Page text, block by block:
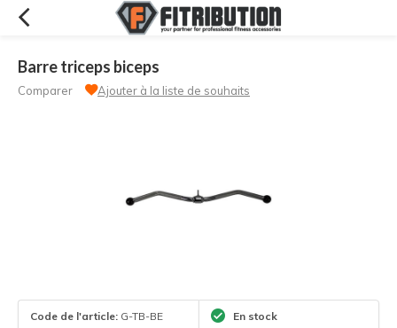
Barre triceps biceps
Comparer Ajouter à la liste de souhaits
Code de l'article: G-TB-BE En stock